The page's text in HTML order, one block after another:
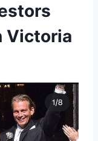
Victoria